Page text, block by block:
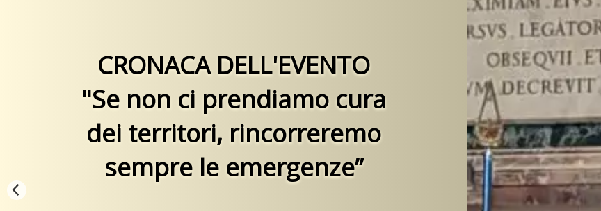
CRONACA DELL'EVENTO
"Se non ci prendiamo cura
dei territori, rincorreremo
sempre le emergenze”